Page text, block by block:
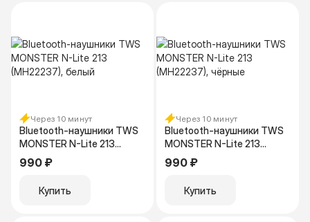
Через 10 минут
Bluetooth-наушники TWS
MONSTER N-Lite 213
(MH22237), белый
990 ₽
Купить
Через 10 минут
Bluetooth-наушники TWS
MONSTER N-Lite 213
(MH22237), чёрные
990 ₽
Купить